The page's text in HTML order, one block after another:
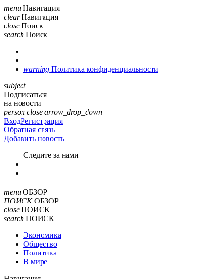
menu Навигация
clear Навигация
close Поиск
search Поиск
warning Политика конфиденциальности
subject
Подписаться
на новости
person close arrow_drop_down
ВходРегистрация
Обратная связь
Добавить новость
Cледите за нами
menu ОБЗОР
ПОИСК ОБЗОР
close ПОИСК
search ПОИСК
Экономика
Общество
Политика
В мире